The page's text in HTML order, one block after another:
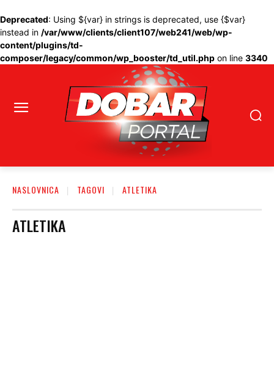
Deprecated: Using ${var} in strings is deprecated, use {$var}
instead in /var/www/clients/client107/web241/web/wp-
content/plugins/td-
composer/legacy/common/wp_booster/td_util.php on line 3340
NASLOVNICA TAGOVI ATLETIKA
ATLETIKA